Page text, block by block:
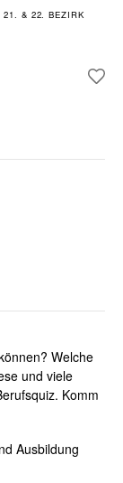
21.
| 16. - 27.
21. & 22. BEZIRK
Welche
und viele
Komm
Ausbildung